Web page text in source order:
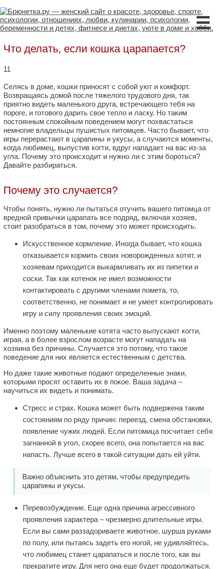
☰
Что делать, если кошка царапается?
11
Селясь в доме, кошки приносят с собой уют и комфорт.
Возвращаясь домой после тяжелого трудового дня, так
приятно видеть маленького друга, встречающего тебя на
пороге, и готового дарить свое тепло и ласку. Но таким
постоянным спокойным поведением могут похвастаться
немногие владельцы пушистых питомцев. Часто бывает, что
игры перерастают в царапины и укусы, а случаются моменты,
когда любимец, выпустив когти, вдруг нападает на вас из-за
угла. Почему это происходит и нужно ли с этим бороться?
Давайте разбираться.
Почему это случается?
Чтобы понять, нужно ли пытаться отучить вашего питомца от
вредной привычки царапать все подряд, включая хозяев,
стоит разобраться в том, почему это может происходить.
Искусственное кормление. Иногда бывает, что кошка
отказывается кормить своих новорожденных котят, и
хозяевам приходится выкармливать их из пипетки и
соски. Так как котенок не имел возможности
контактировать с другими членами помета, то,
соответственно, не понимает и не умеет контролировать
игру и силу проявления своих эмоций.
Именно поэтому маленькие котята часто выпускают когти,
играя, а в более взрослом возрасте могут нападать на
хозяина без причины. Случается это потому, что такое
поведение для них является естественным с детства.
Но даже такие животные подают определенные знаки,
которыми просят оставить их в покое. Ваша задача –
научиться их видеть и понимать.
Стресс и страх. Кошка может быть подвержена таким
состояниям по ряду причин: переезд, смена обстановки,
появление чужих людей. Если питомица посчитает себя
загнанной в угол, скорее всего, она попытается на вас
напасть. Лучше всего в такой ситуации дать ей уйти.
Важно объяснить это детям, чтобы предупредить
царапины и укусы.
Перевозбуждение. Еще одна причина агрессивного
проявления характера – чрезмерно длительные игры.
Если вы сами раззадориваете животное, шурша руками
по полу, или пытаясь задеть его ногой, не удивляйтесь,
что любимец станет царапаться и после того, как вы
прекратите игру. Для него она еще будет продолжаться.